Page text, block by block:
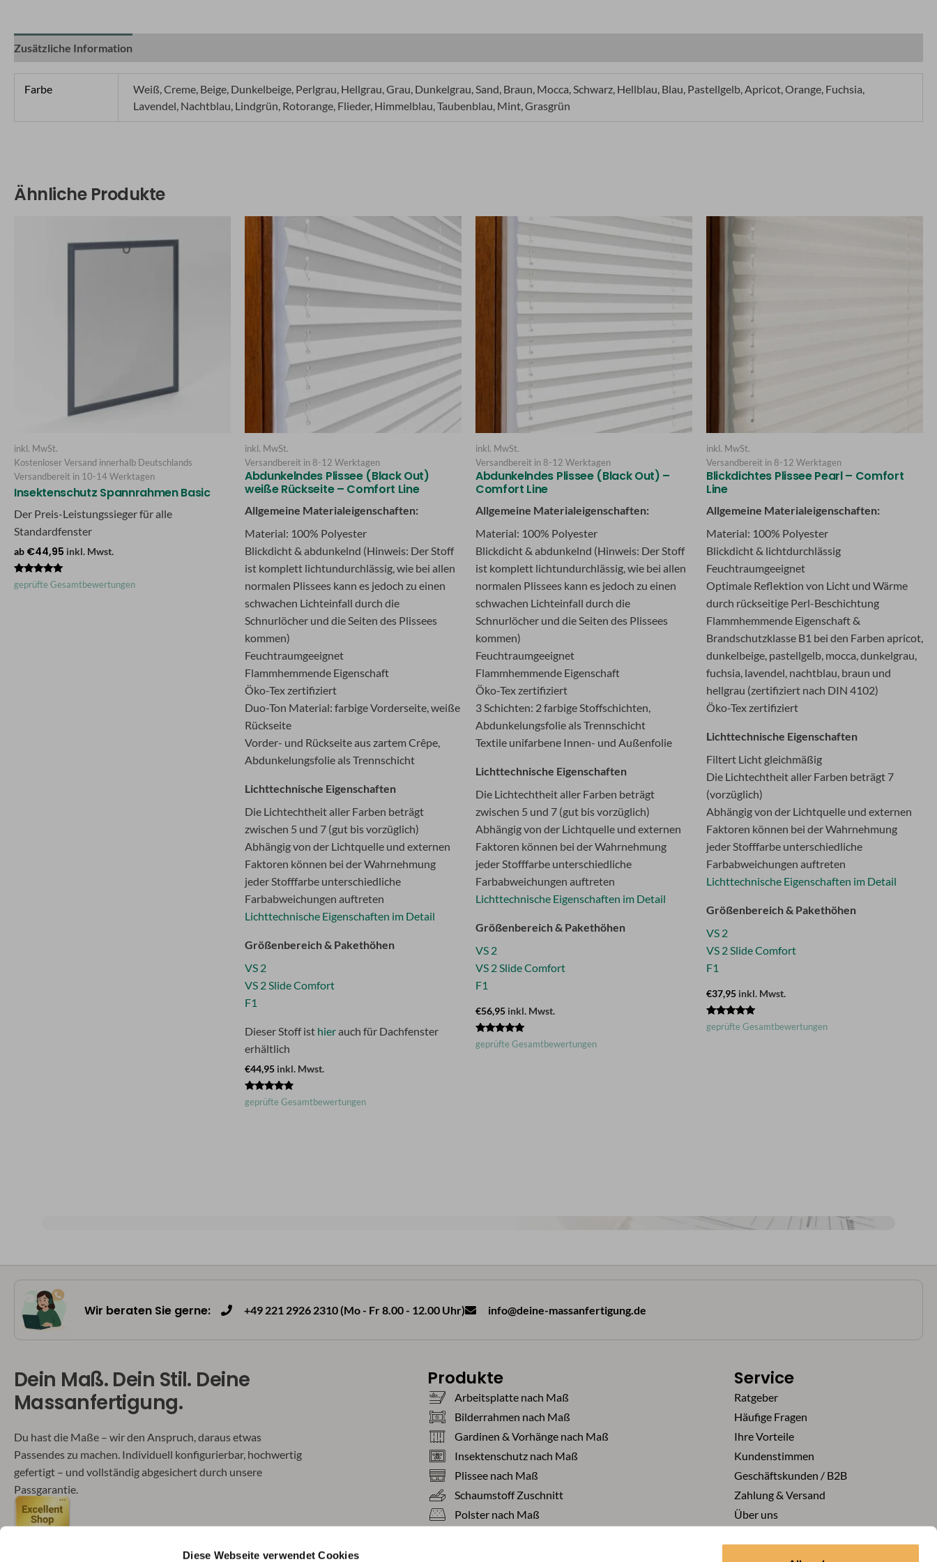
Diese Webseite verwendet Cookies
Zusätzliche Information
Farbe
Weiß, Creme, Beige, Dunkelbeige, Perlgrau, Hellgrau, Grau, Dunkelgrau, Sand, Braun, Mocca, Schwarz, Hellblau, Blau, Pastellgelb, Apricot, Orange, Fuchsia,
Lavendel, Nachtblau, Lindgrün, Rotorange, Flieder, Himmelblau, Taubenblau, Mint, Grasgrün
Ähnliche Produkte
inkl. MwSt.
Kostenloser Versand innerhalb Deutschlands
Versandbereit in 10-14 Werktagen
Insektenschutz Spannrahmen Basic
Der Preis-Leistungssieger für alle
Standardfenster
ab €44,95 inkl. Mwst.
Bewertet
mit
geprüfte Gesamtbewertungen
inkl. MwSt.
Versandbereit in 8-12 Werktagen
Abdunkelndes Plissee (Black Out)
weiße Rückseite – Comfort Line
Allgemeine Materialeigenschaften:
Material: 100% Polyester
Blickdicht & abdunkelnd (Hinweis: Der Stoff
ist komplett lichtundurchlässig, wie bei allen
normalen Plissees kann es jedoch zu einen
schwachen Lichteinfall durch die
Schnurlöcher und die Seiten des Plissees
kommen)
Feuchtraumgeeignet
Flammhemmende Eigenschaft
Öko-Tex zertifiziert
Duo-Ton Material: farbige Vorderseite, weiße
Rückseite
Vorder- und Rückseite aus zartem Crêpe,
Abdunkelungsfolie als Trennschicht
Lichttechnische Eigenschaften
Die Lichtechtheit aller Farben beträgt
zwischen 5 und 7 (gut bis vorzüglich)
Abhängig von der Lichtquelle und externen
Faktoren können bei der Wahrnehmung
jeder Stofffarbe unterschiedliche
Farbabweichungen auftreten
Lichttechnische Eigenschaften im Detail
Größenbereich & Pakethöhen
VS 2
VS 2 Slide Comfort
F1
Dieser Stoff ist hierauch für Dachfenster
erhältlich
€44,95 inkl. Mwst.
Bewertet
mit
geprüfte Gesamtbewertungen
inkl. MwSt.
Versandbereit in 8-12 Werktagen
Abdunkelndes Plissee (Black Out) –
Comfort Line
Allgemeine Materialeigenschaften:
Material: 100% Polyester
Blickdicht & abdunkelnd (Hinweis: Der Stoff
ist komplett lichtundurchlässig, wie bei allen
normalen Plissees kann es jedoch zu einen
schwachen Lichteinfall durch die
Schnurlöcher und die Seiten des Plissees
kommen)
Feuchtraumgeeignet
Flammhemmende Eigenschaft
Öko-Tex zertifiziert
3 Schichten: 2 farbige Stoffschichten,
Abdunkelungsfolie als Trennschicht
Textile unifarbene Innen- und Außenfolie
Lichttechnische Eigenschaften
Die Lichtechtheit aller Farben beträgt
zwischen 5 und 7 (gut bis vorzüglich)
Abhängig von der Lichtquelle und externen
Faktoren können bei der Wahrnehmung
jeder Stofffarbe unterschiedliche
Farbabweichungen auftreten
Lichttechnische Eigenschaften im Detail
Größenbereich & Pakethöhen
VS 2
VS 2 Slide Comfort
F1
€56,95 inkl. Mwst.
Bewertet mit
5.00
geprüfte Gesamtbewertungen
inkl. MwSt.
Versandbereit in 8-12 Werktagen
Blickdichtes Plissee Pearl – Comfort
Line
Allgemeine Materialeigenschaften:
Material: 100% Polyester
Blickdicht & lichtdurchlässig
Feuchtraumgeeignet
Optimale Reflektion von Licht und Wärme
durch rückseitige Perl-Beschichtung
Flammhemmende Eigenschaft &
Brandschutzklasse B1 bei den Farben apricot,
dunkelbeige, pastellgelb, mocca, dunkelgrau,
fuchsia, lavendel, nachtblau, braun und
hellgrau (zertifiziert nach DIN 4102)
Öko-Tex zertifiziert
Lichttechnische Eigenschaften
Filtert Licht gleichmäßig
Die Lichtechtheit aller Farben beträgt 7
(vorzüglich)
Abhängig von der Lichtquelle und externen
Faktoren können bei der Wahrnehmung
jeder Stofffarbe unterschiedliche
Farbabweichungen auftreten
Lichttechnische Eigenschaften im Detail
Größenbereich & Pakethöhen
VS 2
VS 2 Slide Comfort
F1
€37,95 inkl. Mwst.
Bewertet
mit
geprüfte Gesamtbewertungen
Wir beraten Sie gerne: +49 221 2926 2310 (Mo - Fr 8.00 - 12.00 Uhr) info@deine-massanfertigung.de
Dein Maß. Dein Stil. Deine
Massanfertigung.
Du hast die Maße – wir den Anspruch, daraus etwas
Passendes zu machen. Individuell konfigurierbar, hochwertig
gefertigt – und vollständig abgesichert durch unsere
Passgarantie.
Produkte
Arbeitsplatte nach Maß
Bilderrahmen nach Maß
Gardinen & Vorhänge nach Maß
Insektenschutz nach Maß
Plissee nach Maß
Schaumstoff Zuschnitt
Polster nach Maß
Service
Ratgeber
Häufige Fragen
Ihre Vorteile
Kundenstimmen
Geschäftskunden / B2B
Zahlung & Versand
Über uns